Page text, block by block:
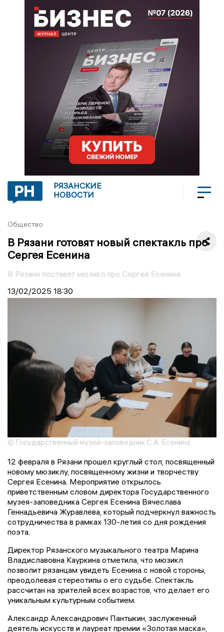
РЯЗАНСКИЕ
НОВОСТИ
Общество
В Рязани готовят новый спектакль про
Сергея Есенина
В Рязани поставят мюзикл про Сергея Есенина
13/02/2025 18:30
© Государственный музей-заповедник С.А. Есенина
12 февраля в Рязани прошел круглый стол, посвященный
новому мюзиклу, посвященному жизни и творчеству
Сергея Есенина. Мероприятие открылось
приветственным словом директора Государственного
музея-заповедника Сергея Есенина Вячеслава
Геннадьевича Журавлева, который подчеркнул важность
сотрудничества в рамках 130-летия со дня рождения
поэта.
Директор Рязанского музыкального театра Марина
Владиславовна Кауркина отметила, что мюзикл
позволит рязанцам увидеть Есенина с новой стороны,
преодолевая стереотипы о его судьбе. Спектакль
рассчитан на зрителей всех возрастов, что делает его
уникальным культурным событием.
Александр Александрович Пантыкин, заслуженный
деятель искусств и лауреат премии «Золотая маска»,